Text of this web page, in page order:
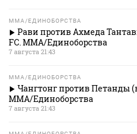
MMA/ЕДИНОБОРСТВА
Рави против Ахмеда
FC. MMA/Единоборства
7 августа 21:43
MMA/ЕДИНОБОРСТВА
Чангтонг против Петанды
MMA/Единоборства
7 августа 21:43